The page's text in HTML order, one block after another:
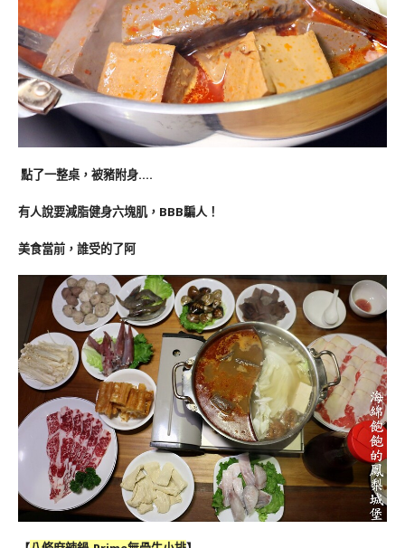
點了一整桌，被豬附身….
有人說要減脂健身六塊肌，BBB騙人！
美食當前，誰受的了阿